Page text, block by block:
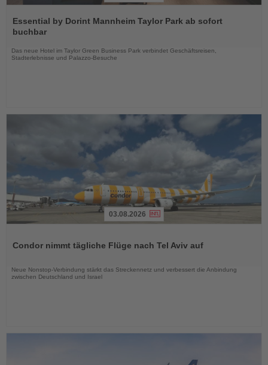
Sie
die
Essential by Dorint Mannheim Taylor Park ab sofort
buchbar
Das neue Hotel im Taylor Green Business Park verbindet Geschäftsreisen,
Stadterlebnisse und Palazzo-Besuche
die
03.08.2026
Condor nimmt tägliche Flüge nach Tel Aviv auf
Neue Nonstop-Verbindung stärkt das Streckennetz und verbessert die Anbindung
zwischen Deutschland und Israel